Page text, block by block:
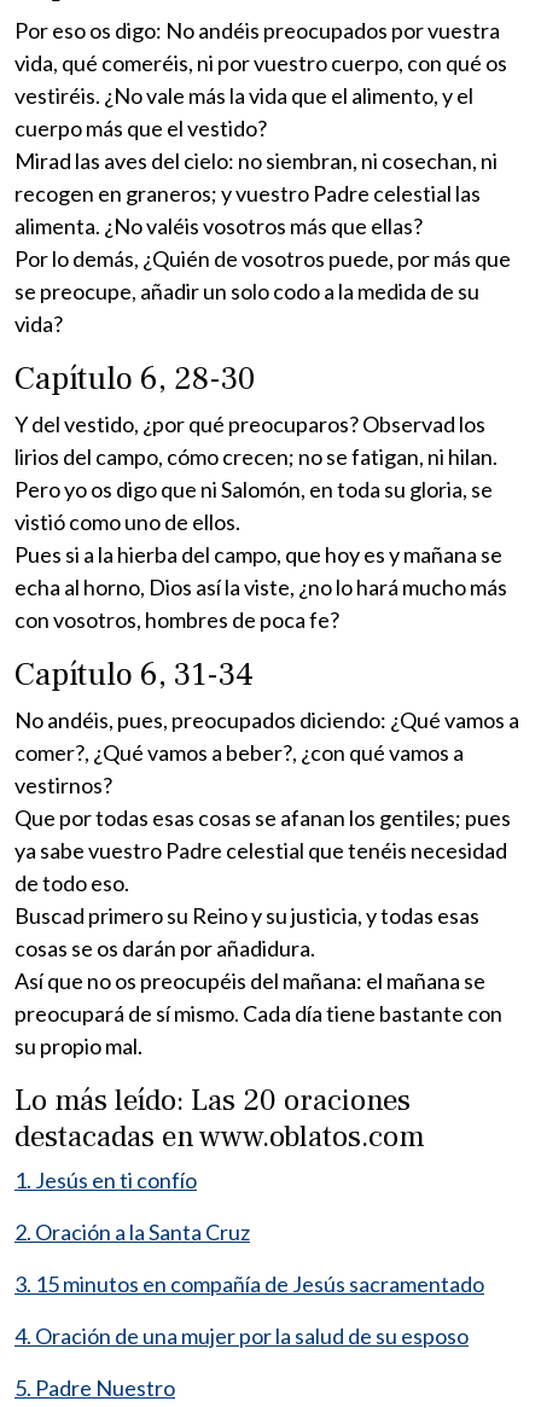
Por eso os digo: No andéis preocupados por vuestra
vida, qué comeréis, ni por vuestro cuerpo, con qué os
vestiréis. ¿No vale más la vida que el alimento, y el
cuerpo más que el vestido?
Mirad las aves del cielo: no siembran, ni cosechan, ni
recogen en graneros; y vuestro Padre celestial las
alimenta. ¿No valéis vosotros más que ellas?
Por lo demás, ¿Quién de vosotros puede, por más que
se preocupe, añadir un solo codo a la medida de su
vida?
Capítulo 6, 28-30
Y del vestido, ¿por qué preocuparos? Observad los
lirios del campo, cómo crecen; no se fatigan, ni hilan.
Pero yo os digo que ni Salomón, en toda su gloria, se
vistió como uno de ellos.
Pues si a la hierba del campo, que hoy es y mañana se
echa al horno, Dios así la viste, ¿no lo hará mucho más
con vosotros, hombres de poca fe?
Capítulo 6, 31-34
No andéis, pues, preocupados diciendo: ¿Qué vamos a
comer?, ¿Qué vamos a beber?, ¿con qué vamos a
vestirnos?
Que por todas esas cosas se afanan los gentiles; pues
ya sabe vuestro Padre celestial que tenéis necesidad
de todo eso.
Buscad primero su Reino y su justicia, y todas esas
cosas se os darán por añadidura.
Así que no os preocupéis del mañana: el mañana se
preocupará de sí mismo. Cada día tiene bastante con
su propio mal.
Lo más leído: Las 20 oraciones
destacadas en www.oblatos.com
1. Jesús en ti confío
2. Oración a la Santa Cruz
3. 15 minutos en compañía de Jesús sacramentado
4. Oración de una mujer por la salud de su esposo
5. Padre Nuestro